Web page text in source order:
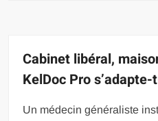
Cabinet libéral,
KelDoc Pro
Un médecin généraliste